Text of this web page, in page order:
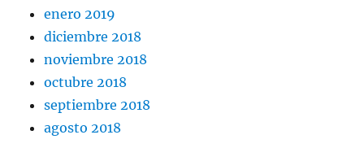
enero 2019
diciembre 2018
noviembre 2018
octubre 2018
septiembre 2018
agosto 2018